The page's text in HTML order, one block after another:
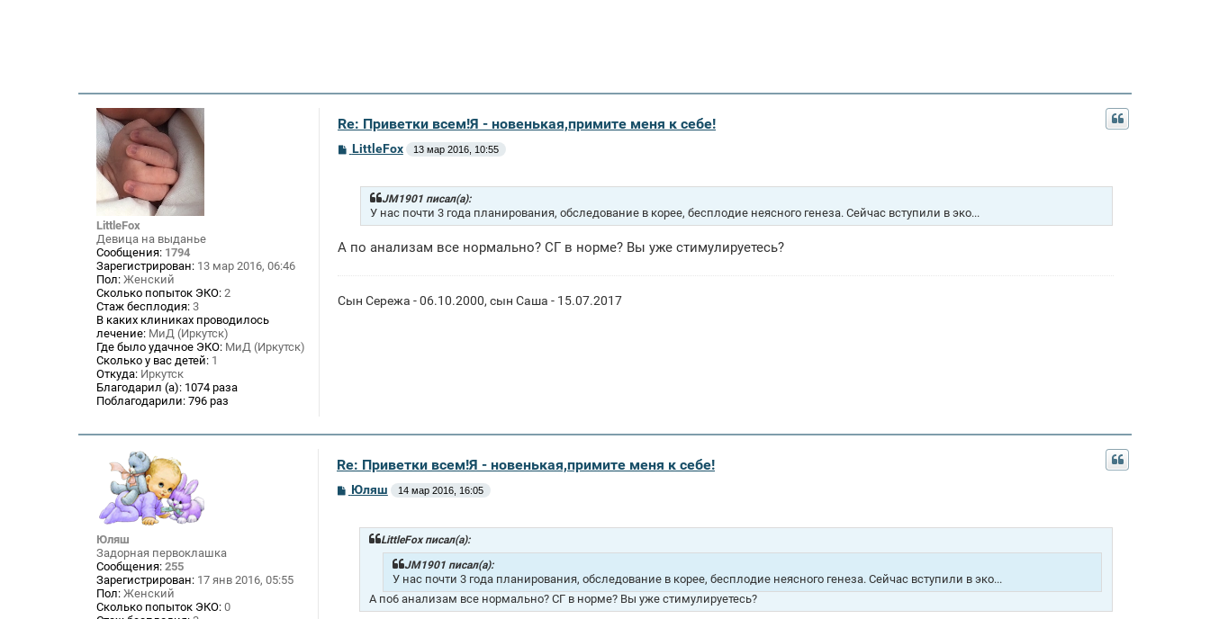
LittleFox
Девица на выданье
Сообщения: 1794
Зарегистрирован: 13 мар 2016, 06:46
Пол: Женский
Сколько попыток ЭКО: 2
Стаж бесплодия: 3
В каких клиниках проводилось
лечение: МиД (Иркутск)
Где было удачное ЭКО: МиД (Иркутск)
Сколько у вас детей: 1
Откуда: Иркутск
Благодарил (а): 1074 раза
Поблагодарили: 796 раз
Re: Приветки всем!Я - новенькая,примите меня к себе!
С
е
LittleFox 13 мар 2016, 10:55
JM1901 писал(а):
У нас почти 3 года планирования, обследование в корее, бесплодие неясного генеза. Сейчас вступили в эко...
А по анализам все нормально? СГ в норме? Вы уже стимулируетесь?
Сын Сережа - 06.10.2000, сын Саша - 15.07.2017
Юляш
Задорная первоклашка
Сообщения: 255
Зарегистрирован: 17 янв 2016, 05:55
Пол: Женский
Сколько попыток ЭКО: 0
Re: Приветки всем!Я - новенькая,примите меня к себе!
СЮляш 14 мар 2016, 16:05
LittleFox писал(а):
JM1901 писал(а):
У нас почти 3 года планирования, обследование в корее, бесплодие неясного генеза. Сейчас вступили в эко...
А по6 анализам все нормально? СГ в норме? Вы уже стимулируетесь?